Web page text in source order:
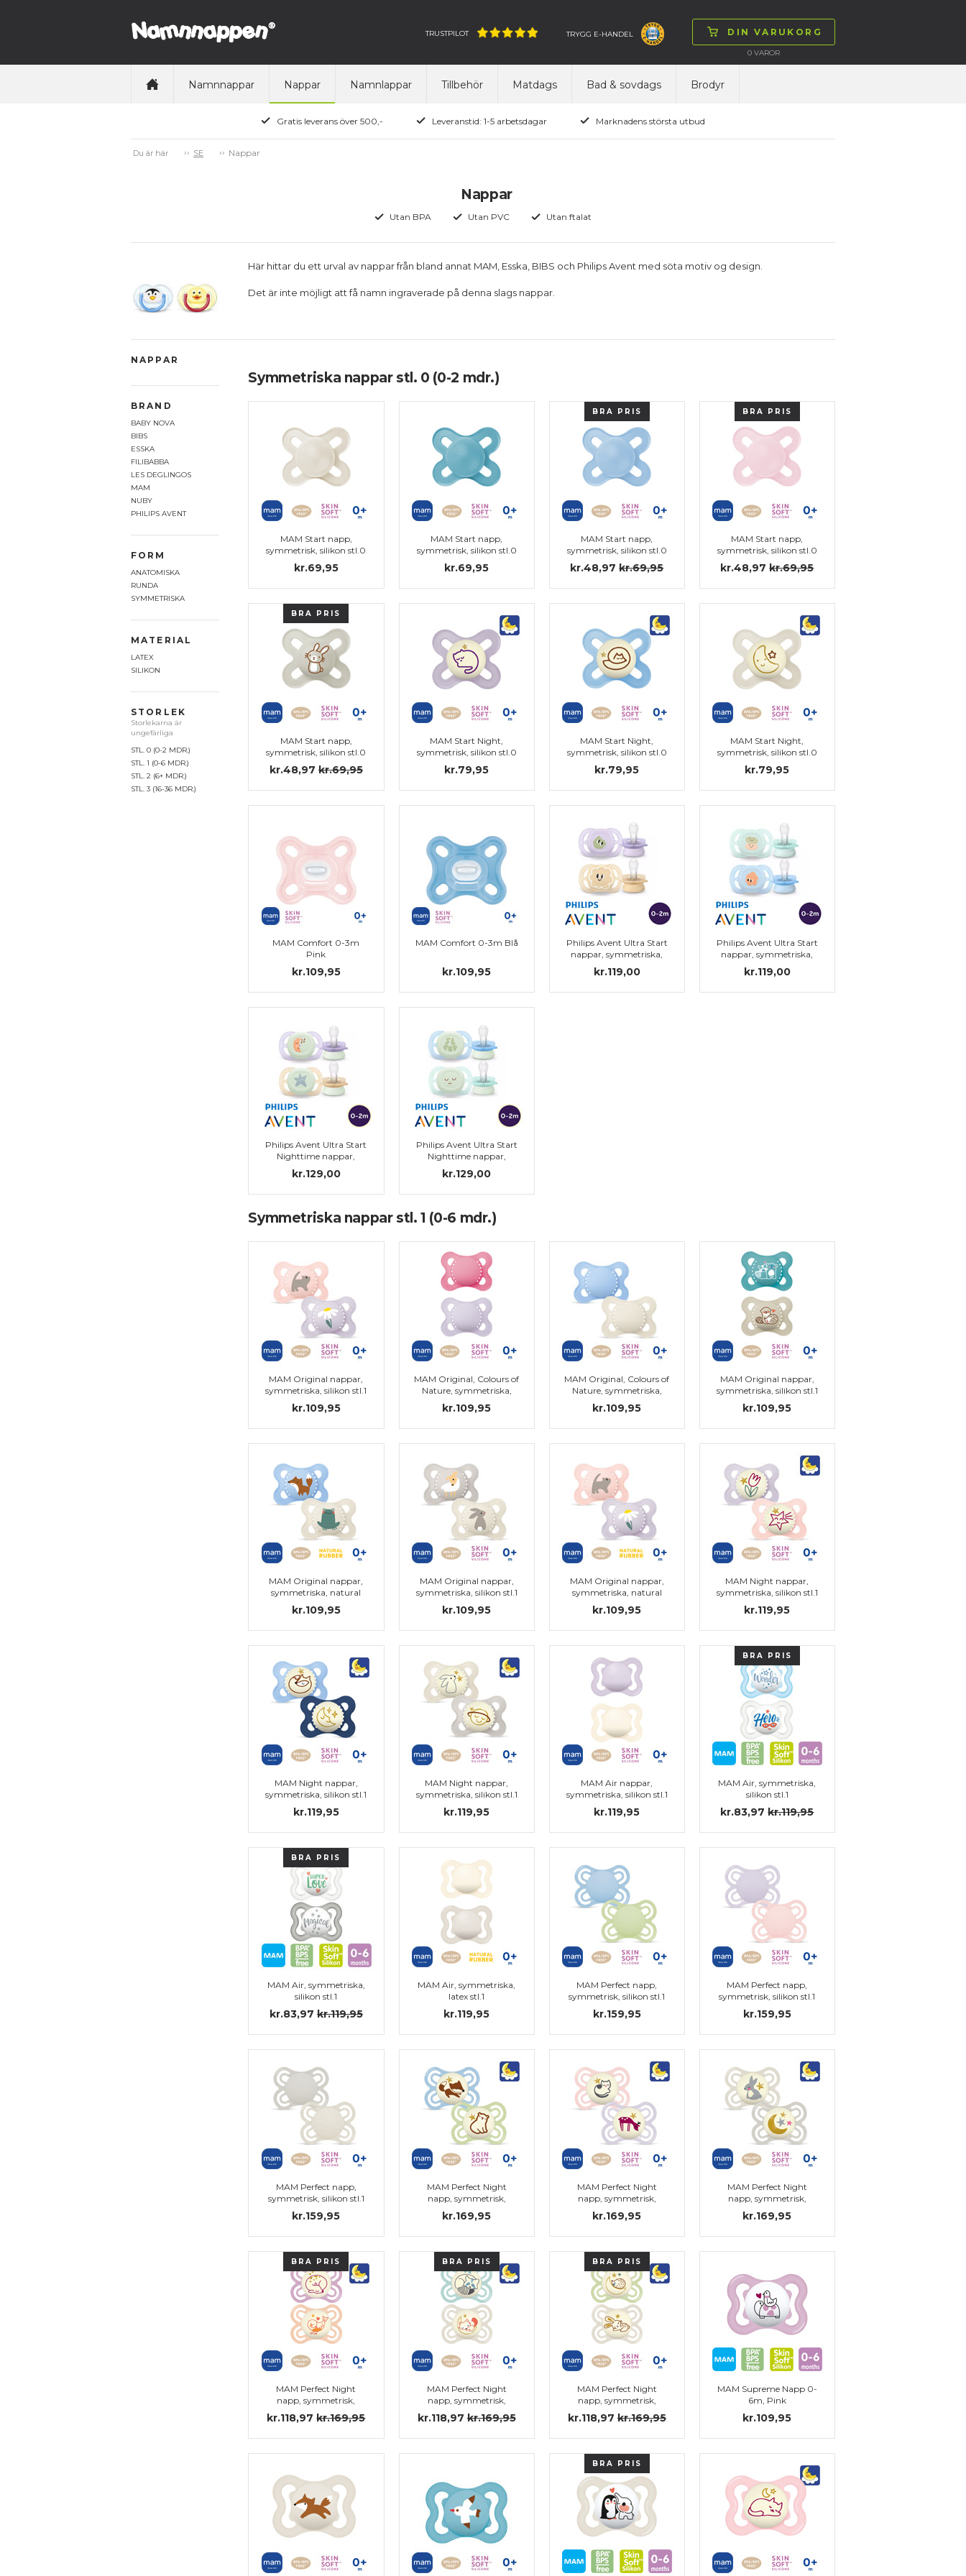
DIN VARUKORG
0VAROR
TRUSTPILOT TRYGG E-HANDEL
Namnnappar Nappar Namnlappar Tillbehör Matdags Bad & sovdags Brodyr
Gratis leverans över 500,- Leveranstid: 1-5 arbetsdagar Marknadens största utbud
Du är här SE Nappar
Nappar
Utan BPA Utan PVC Utan ftalat
Här hittar du ett urval av nappar från bland annat MAM, Esska, BIBS och Philips Avent med söta motiv og design.
Det är inte möjligt att få namn ingraverade på denna slags nappar.
NAPPAR
BRAND
BABY NOVA
BIBS
ESSKA
FILIBABBA
LES DEGLINGOS
MAM
NUBY
PHILIPS AVENT
FORM
ANATOMISKA
RUNDA
SYMMETRISKA
MATERIAL
LATEX
SILIKON
STORLEK
Storlekarna är
ungefärliga
STL. 0 (0-2 MDR.)
STL. 1 (0-6 MDR.)
STL. 2 (6+ MDR.)
STL. 3 (16-36 MDR.)
Symmetriska nappar stl. 0 (0-2 mdr.)
MAM Start napp,
symmetrisk, silikon stl.0
kr.69,95
MAM Start napp,
symmetrisk, silikon stl.0
kr.69,95
BRA PRIS
MAM Start napp,
symmetrisk, silikon stl.0
kr.48,97 kr.69,95
BRA PRIS
MAM Start napp,
symmetrisk, silikon stl.0
kr.48,97 kr.69,95
BRA PRIS
MAM Start napp,
symmetrisk, silikon stl.0
kr.48,97 kr.69,95
MAM Start Night,
symmetrisk, silikon stl.0
kr.79,95
MAM Start Night,
symmetrisk, silikon stl.0
kr.79,95
MAM Start Night,
symmetrisk, silikon stl.0
kr.79,95
MAM Comfort 0-3m
Pink
kr.109,95
MAM Comfort 0-3m Blå
kr.109,95
Philips Avent Ultra Start
nappar, symmetriska,
silikon, stl. 0 (0-2 m)
kr.119,00
Philips Avent Ultra Start
nappar, symmetriska,
silikon, stl. 0 (0-2 m)
kr.119,00
Philips Avent Ultra Start
Nighttime nappar,
symmetriska, silikon, stl.
0 (0-2 m)
kr.129,00
Philips Avent Ultra Start
Nighttime nappar,
symmetriska, silikon, stl.
0 (0-2 m)
kr.129,00
Symmetriska nappar stl. 1 (0-6 mdr.)
MAM Original nappar,
symmetriska, silikon stl.1
kr.109,95
MAM Original, Colours of
Nature, symmetriska,
kr.109,95
MAM Original, Colours of
Nature, symmetriska,
kr.109,95
MAM Original nappar,
symmetriska, silikon stl.1
kr.109,95
MAM Original nappar,
symmetriska, natural
rubber stl.1
kr.109,95
MAM Original nappar,
symmetriska, silikon stl.1
kr.109,95
MAM Original nappar,
symmetriska, natural
rubber stl.1
kr.109,95
MAM Night nappar,
symmetriska, silikon stl.1
kr.119,95
MAM Night nappar,
symmetriska, silikon stl.1
(blå, transparent)
kr.119,95
MAM Night nappar,
symmetriska, silikon stl.1
kr.119,95
MAM Air nappar,
symmetriska, silikon stl.1
kr.119,95
BRA PRIS
MAM Air, symmetriska,
silikon stl.1
kr.83,97 kr.119,95
BRA PRIS
MAM Air, symmetriska,
silikon stl.1
kr.83,97 kr.119,95
MAM Air, symmetriska,
latex stl.1
kr.119,95
MAM Perfect napp,
symmetrisk, silikon stl.1
kr.159,95
MAM Perfect napp,
symmetrisk, silikon stl.1
kr.159,95
MAM Perfect napp,
symmetrisk, silikon stl.1
kr.159,95
MAM Perfect Night
napp, symmetrisk,
kr.169,95
MAM Perfect Night
napp, symmetrisk,
kr.169,95
MAM Perfect Night
napp, symmetrisk,
kr.169,95
BRA PRIS
MAM Perfect Night
napp, symmetrisk,
silikon stl.1
kr.118,97 kr.169,95
BRA PRIS
MAM Perfect Night
napp, symmetrisk,
silikon stl.1 (ljusblå)
kr.118,97 kr.169,95
BRA PRIS
MAM Perfect Night
napp, symmetrisk,
silikon stl.1
kr.118,97 kr.169,95
MAM Supreme Napp 0-
6m, Pink
kr.109,95
BRA PRIS